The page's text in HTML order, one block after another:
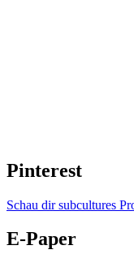
Pinterest
Schau dir subcultures
E-Paper